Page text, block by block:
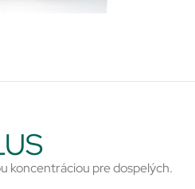
koncentráciou pre dospelých.